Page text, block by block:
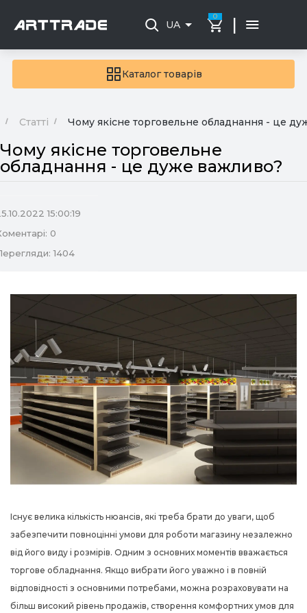
Каталог товарів
UA
0 |
Статті Чому якісне торговельне обладнання - це
Чому якісне торговельне
обладнання - це дуже важливо?
15:00:19
0
1404
Існує велика кількість нюансів, які треба брати до уваги, щоб
забезпечити повноцінні умови для роботи магазину незалежно
від його виду і розмірів. Одним з основних моментів вважається
торгове обладнання. Якщо вибрати його уважно і в повній
відповідності з основними потребами, можна розраховувати на
більш високий рівень продажів, створення комфортних умов для